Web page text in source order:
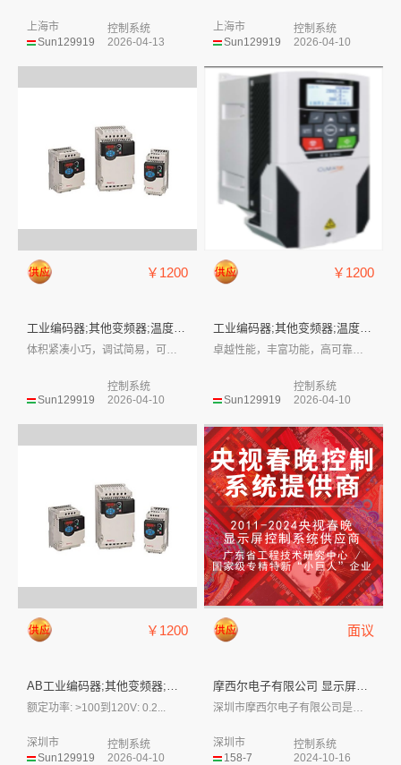
Sun129919
上海市
控制系统
2026-04-13
Sun129919
上海市
控制系统
2026-04-10
￥1200
Sun129919
控制系统
2026-04-10
￥1200
Sun129919
控制系统
2026-04-10
￥1200
额定功率: >100到120V: 0.2...
Sun129919
深圳市
控制系统
2026-04-10
面议
深圳市摩西尔电子有限公司是一家提供 LE...
158-7
深圳市
控制系统
2024-10-16